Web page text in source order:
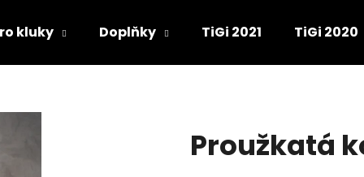
kluky Doplňky TiGi 2021 TiGi 2020
Proužkatá
HLEDAT